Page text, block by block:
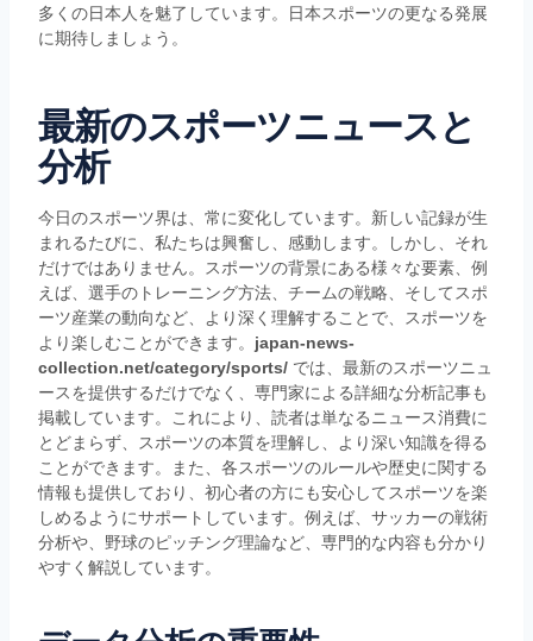
多くの日本人を魅了しています。日本スポーツの更なる発展
に期待しましょう。
最新のスポーツニュースと
分析
今日のスポーツ界は、常に変化しています。新しい記録が生
まれるたびに、私たちは興奮し、感動します。しかし、それ
だけではありません。スポーツの背景にある様々な要素、例
えば、選手のトレーニング方法、チームの戦略、そしてスポ
ーツ産業の動向など、より深く理解することで、スポーツを
より楽しむことができます。 japan-news-
collection.net/category/sports/ では、最新のスポーツニュ
ースを提供するだけでなく、専門家による詳細な分析記事も
掲載しています。これにより、読者は単なるニュース消費に
とどまらず、スポーツの本質を理解し、より深い知識を得る
ことができます。また、各スポーツのルールや歴史に関する
情報も提供しており、初心者の方にも安心してスポーツを楽
しめるようにサポートしています。例えば、サッカーの戦術
分析や、野球のピッチング理論など、専門的な内容も分かり
やすく解説しています。